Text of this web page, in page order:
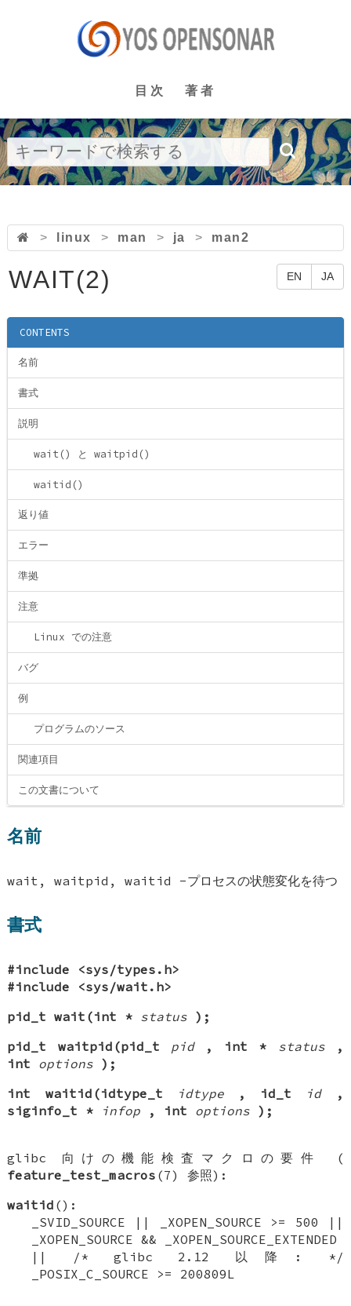
目次 著者
> linux > man > ja > man2
EN JA
WAIT(2)
CONTENTS
名前
書式
説明
wait() と waitpid()
waitid()
返り値
エラー
準拠
注意
Linux での注意
バグ
例
プログラムのソース
関連項目
この文書について
名前
wait, waitpid, waitid -プロセスの状態変化を待つ
書式
#include <sys/types.h>
#include <sys/wait.h>
pid_t wait(int * status );
pid_t waitpid(pid_t pid , int * status
,
int options );
int waitid(idtype_t
idtype , id_t id
,
siginfo_t *
infop , int options );
glibc 向けの機能検査マクロの要件 (
feature_test_macros (7) 参照):
waitid ():
_SVID_SOURCE || _XOPEN_SOURCE >= 500 ||
_XOPEN_SOURCE && _XOPEN_SOURCE_EXTENDED
|| /* glibc 2.12 以降: */
_POSIX_C_SOURCE >= 200809L